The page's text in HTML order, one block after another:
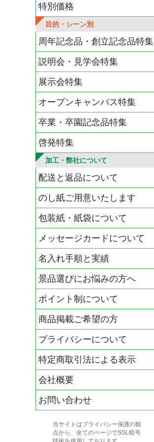
特別価格
目的・シーン別
周年記念品・創立記念品特集
説明会・見学会特集
展示会特集
オープンキャンパス特集
卒業・卒園記念品特集
啓発特集
加工・弊社について
配送と返品について
のし紙ご用意いたします
包装紙・紙袋について
メッセージカードについて
名入れ手順と実績
景品選びにお悩みの方へ
ポイント制について
商品掲載ご希望の方
プライバシーについて
特定商取引法による表示
会社概要
お問い合わせ
当サイトはプライバシー保護の観
点から、全てのページでSSL暗号